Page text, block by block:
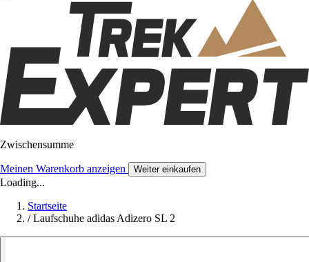
Zwischensumme
Meinen Warenkorb anzeigen Weiter einkaufen
Loading...
Startseite
/ Laufschuhe adidas Adizero SL 2